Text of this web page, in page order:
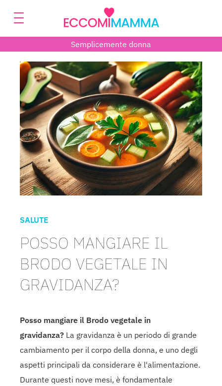
Semplicemente donna
SALUTE
POSSO MANGIARE IL
BRODO VEGETALE IN
GRAVIDANZA?
Posso mangiare il Brodo vegetale in
gravidanza? La gravidanza è un periodo di grande
cambiamento per il corpo della donna, e uno degli
aspetti principali da considerare è l'alimentazione.
Durante questi nove mesi, è fondamentale